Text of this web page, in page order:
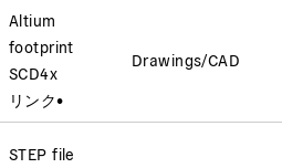
Altium
footprint
SCD4x
リンク•
Drawings/CAD
STEP file